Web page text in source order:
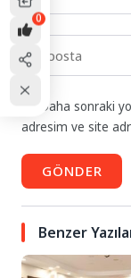
Daha sonraki
adresim ve site
GÖNDER
Benzer
0